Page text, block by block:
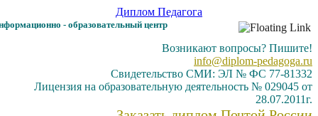
Диплом Педагога
- образовательный центр
Возникают вопросы? Пишите!
info@diplom-pedagoga.ru
Свидетельство СМИ: ЭЛ № ФС 77-81332
Лицензия на образовательную деятельность № 029045 от
28.07.2011г.